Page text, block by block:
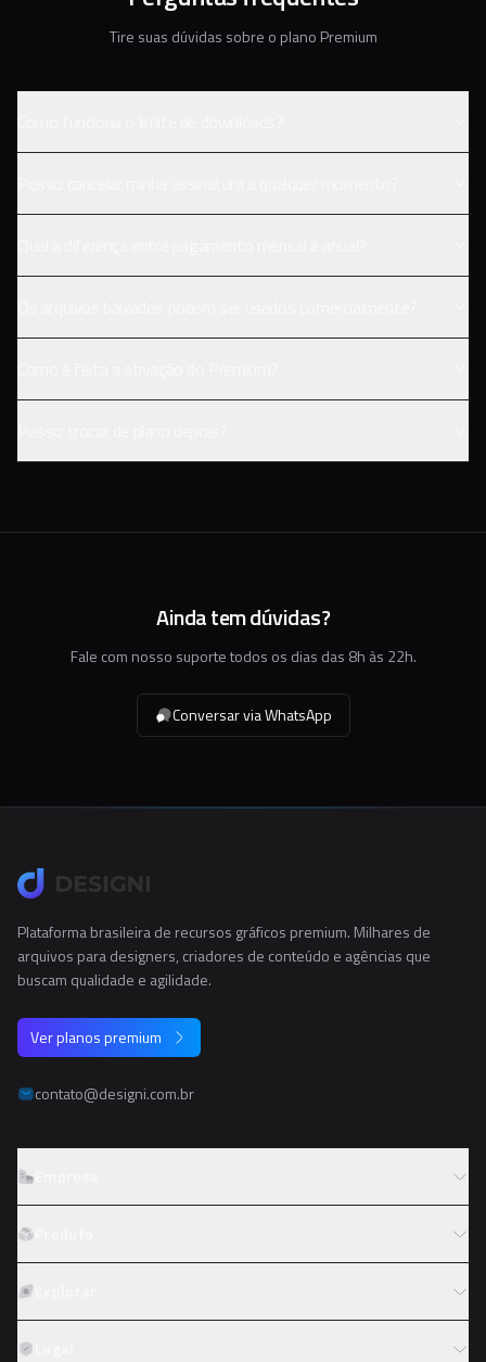
Tire suas dúvidas sobre o plano Premium
Ainda tem dúvidas?
Fale com nosso suporte todos os dias das 8h às 22h.
Conversar via WhatsApp
Plataforma brasileira de recursos gráficos premium. Milhares de
arquivos para designers, criadores de conteúdo e agências que
buscam qualidade e agilidade.
Ver planos premium
contato@designi.com.br
Trabalhe conosco
Reembolso